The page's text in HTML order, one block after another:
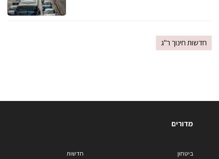
חדשות חינוך ר"ג
מדורים
ביטחון
חדשות